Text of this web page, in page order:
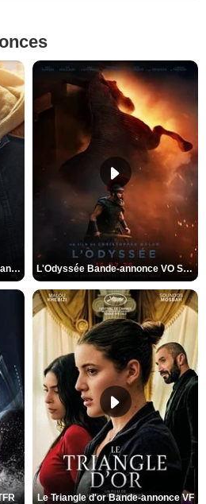
Spider-Man: Brand New Day Bande-annonce VO STFR L'Odyssée Bande-annonce VO STFR
Le Triangle d'or Bande-annonce VF